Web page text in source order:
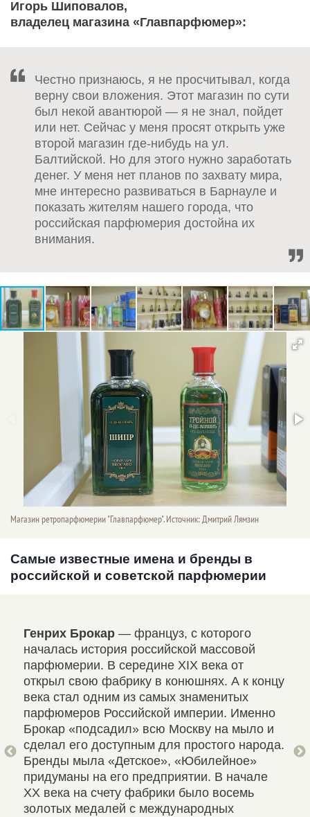
Игорь Шиповалов,
владелец магазина «Главпарфюмер»:
Честно признаюсь, я не просчитывал, когда
верну свои вложения. Этот магазин по сути
был некой авантюрой — я не знал, пойдет
или нет. Сейчас у меня просят открыть уже
второй магазин где-нибудь на ул.
Балтийской. Но для этого нужно заработать
денег. У меня нет планов по захвату мира,
мне интересно развиваться в Барнауле и
показать жителям нашего города, что
российская парфюмерия достойна их
внимания.
Магазин ретропарфюмерии "Главпарфюмер". Источник: Дмитрий Лямзин
Самые известные имена и бренды в
российской и советской парфюмерии
Генрих Брокар— француз, с которого
началась история российской массовой
парфюмерии. В середине XIX века от
открыл свою фабрику в конюшнях. А к концу
века стал одним из самых знаменитых
парфюмеров Российской империи. Именно
Брокар «подсадил» всю Москву на мыло и
сделал его доступным для простого народа.
Бренды мыла «Детское», «Юбилейное»
придуманы на его предприятии. В начале
XX века на счету фабрики было восемь
золотых медалей с международных